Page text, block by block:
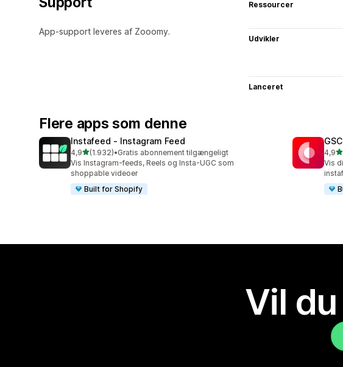
App-support leveres af Zooomy.
Ressourcer
Udvikler
Lanceret
Flere apps som denne
Instafeed ‑ Instagram Feed
4,9ud af 5 stjerner
(1.932)
1932 anmeldelser i alt
•Gratis abonnement tilgængeligt
Vis Instagram-feeds, Reels og Insta-UGC som
shoppable videoer
Built for Shopify
4,9
206
Vis
Vil